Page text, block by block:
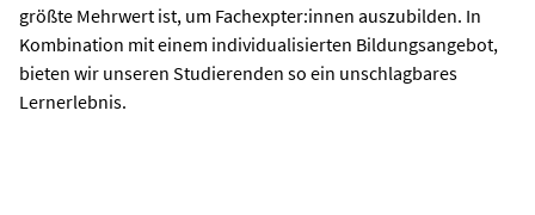
größte Mehrwert ist, um Fachexpter:innen auszubilden. In
Kombination mit einem individualisierten Bildungsangebot,
bieten wir unseren Studierenden so ein unschlagbares
Lernerlebnis.